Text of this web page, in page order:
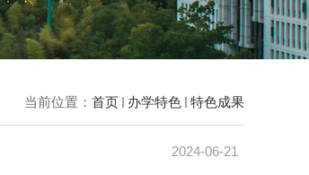
当前位置： 首页 办学特色 特色成果
2024-06-21